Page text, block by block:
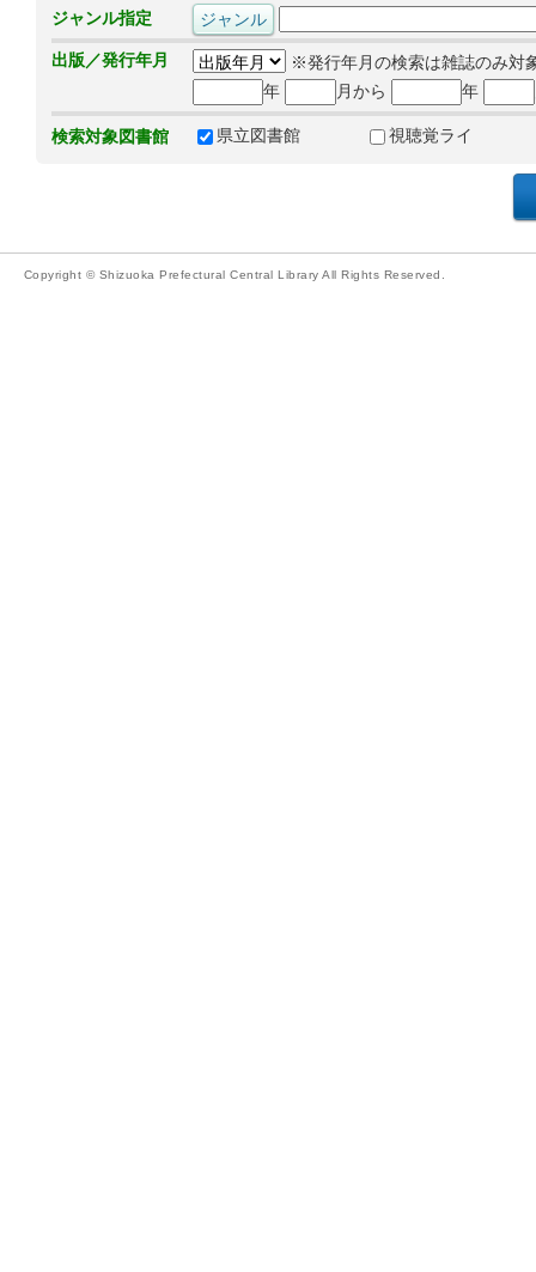
ジャンル指定
出版／発行年月
※発行年月の検索は雑誌のみ対
年
月から 年
検索対象図書館 県立図書館 視聴覚ライ
Copyright © Shizuoka Prefectural Central Library All Rights Reserved.